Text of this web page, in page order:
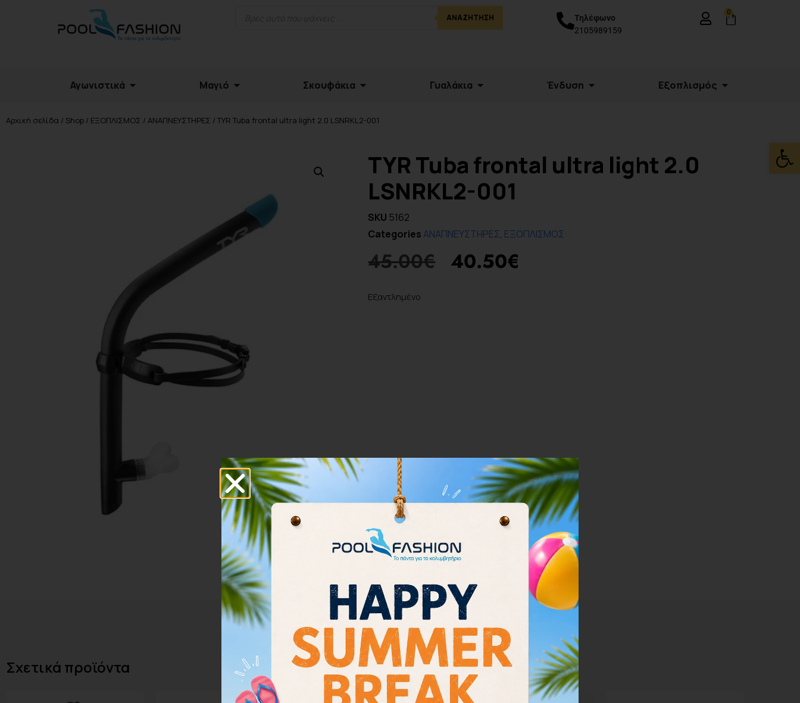
ΑΝΑΖΉΤΗΣΗ
Τηλέφωνο
2105989159
0
Αγωνιστικά Μαγιό Σκουφάκια Γυαλάκια Ένδυση Εξοπλισμός
Αρχική σελίδα / Shop / ΕΞΟΠΛΙΣΜΟΣ / ΑΝΑΠΝΕΥΣΤΗΡΕΣ / TYR Tuba frontal ultra light 2.0 LSNRKL2-001
TYR Tuba frontal ultra light 2.0
LSNRKL2-001
SKU 5162
CategoriesΑΝΑΠΝΕΥΣΤΗΡΕΣ, ΕΞΟΠΛΙΣΜΟΣ
45.00€ 40.50€
Εξαντλημένο
Σχετικά προϊόντα